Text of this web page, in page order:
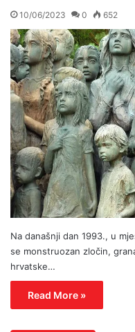
10/06/2023 0 652
Na današnji dan 1993., u
se monstruozan zločin,
hrvatske…
Read More »